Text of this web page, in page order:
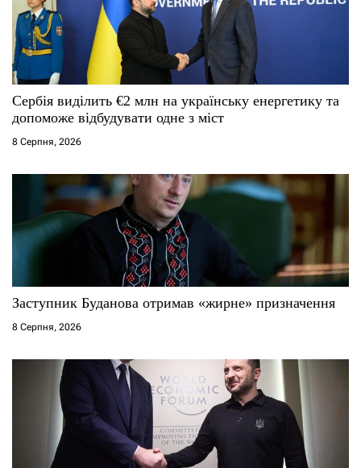
п
и
с
і
в
Сербія виділить €2 млн на українську енергетику та
допоможе відбудувати одне з міст
8 Серпня, 2026
Заступник Буданова отримав «жирне» призначення
8 Серпня, 2026